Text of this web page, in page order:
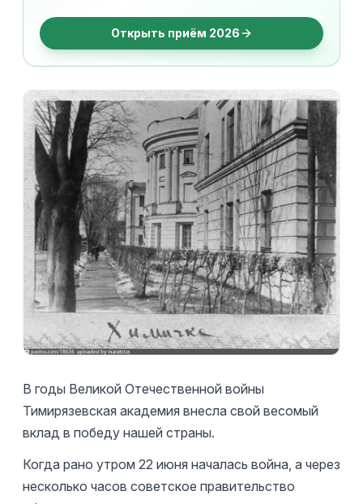
Открыть приём 2026
В годы Великой Отечественной войны
Тимирязевская академия внесла свой весомый
вклад в победу нашей страны.
Когда рано утром 22 июня началась война, а через
несколько часов советское правительство